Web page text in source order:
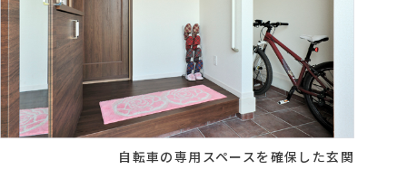
自転車の専用スペースを確保した玄関